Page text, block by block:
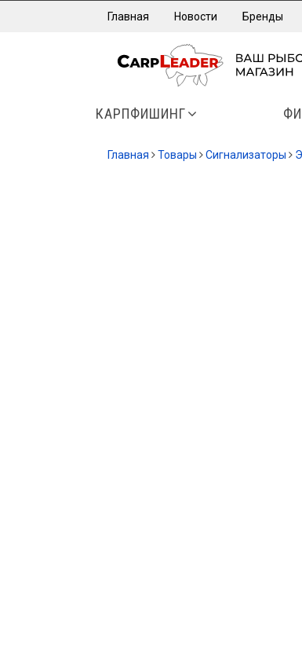
Главная Новости Бренды
КАРПФИШИНГ
Главная Товары Сигнализаторы